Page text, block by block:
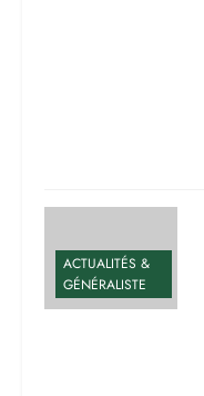
ACTUALITÉS &
GÉNÉRALISTE